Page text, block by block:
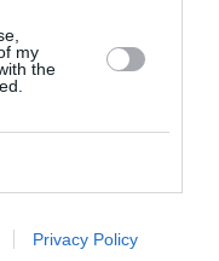
my
the
Privacy Policy